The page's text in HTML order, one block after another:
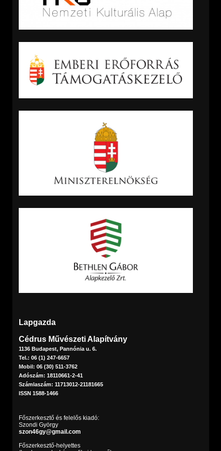
Lapgazda
Cédrus Művészeti Alapítvány
1136 Budapest, Pannónia u. 6.
Tel.: 06 (1) 247-6657
Mobil: 06 (30) 511-3762
Adószám: 18110661-2-41
Számlaszám: 11713012-21181665
ISSN 1588-1466
Főszerkesztő és felelős kiadó:
Szondi György
szon46gy@gmail.com
Főszerkesztő-helyettes